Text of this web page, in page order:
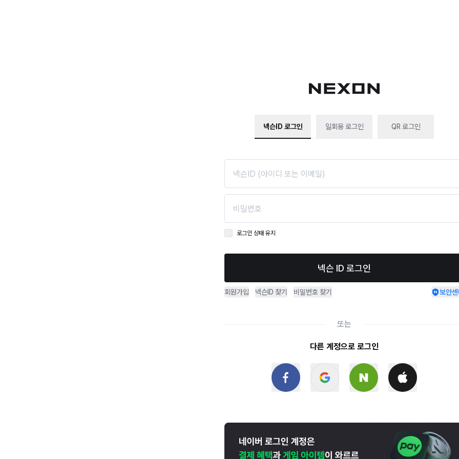
넥슨ID 로그인 일회용 로그인 QR 로그인
로그인 상태 유지
넥슨 ID 로그인
회원가입 넥슨ID 찾기 비밀번호 찾기 보안
또는
다른 계정으로 로그인